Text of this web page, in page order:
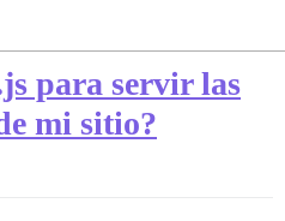
para servir las
mi sitio?